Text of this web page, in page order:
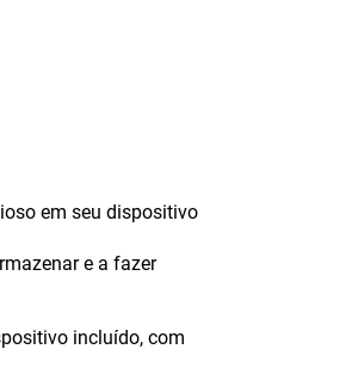
em seu dispositivo
e a fazer
incluído, com